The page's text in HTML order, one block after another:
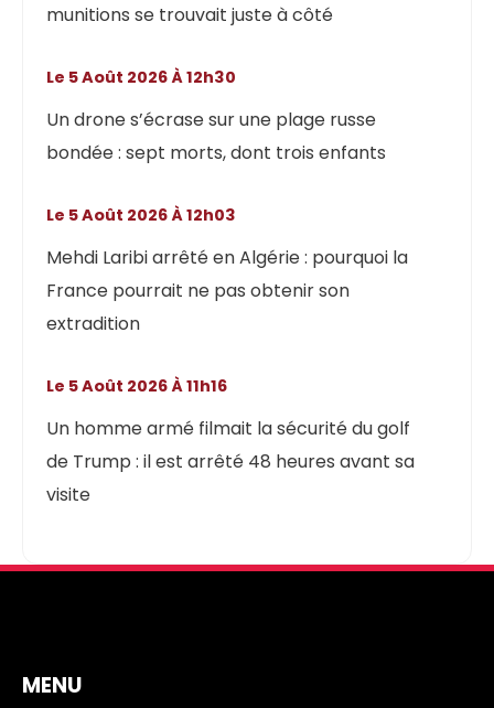
munitions se trouvait juste à côté
Un drone s’écrase sur une plage russe
bondée : sept morts, dont trois enfants
Le 5 Août 2026 À 12h30
Mehdi Laribi arrêté en Algérie : pourquoi la
France pourrait ne pas obtenir son
extradition
Le 5 Août 2026 À 12h03
Un homme armé filmait la sécurité du golf
de Trump : il est arrêté 48 heures avant sa
visite
Le 5 Août 2026 À 11h16
MENU